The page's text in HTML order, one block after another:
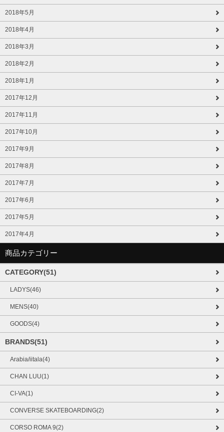
2018年5月
2018年4月
2018年3月
2018年2月
2018年1月
2017年12月
2017年11月
2017年10月
2017年9月
2017年8月
2017年7月
2017年6月
2017年5月
2017年4月
商品カテゴリー
CATEGORY(51)
LADYS(46)
MENS(40)
GOODS(4)
BRANDS(51)
Arabia/iitala(4)
CHAN LUU(1)
CI-VA(1)
CONVERSE SKATEBOARDING(2)
CORSO ROMA 9(2)